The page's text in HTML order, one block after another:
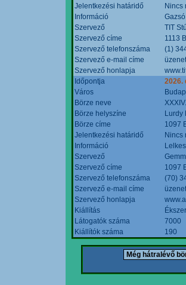
Jelentkezési határidő
Nincs
Információ
Szervező
TIT
Szervező címe
1113
Szervező telefonszáma
(1)
Szervező e-mail címe
Szervező honlapja
Időpontja
2026.
Város
Börze neve
Börze helyszíne
Lurdy
Börze címe
1097
Jelentkezési határidő
Nincs
Információ
Szervező
Szervező címe
1097
Szervező telefonszáma
(70)
Szervező e-mail címe
Szervező honlapja
Kiállítás
Látogatók száma
7000
Kiállítók száma
190